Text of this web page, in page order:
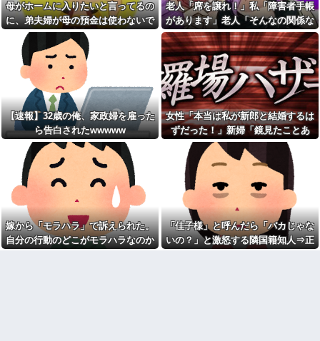
べていると辛い」らしい
義母が「髪の毛ばかり落ちて
いる」と言うのでベリーショー
トにした。その後の掃除で出た
長い毛を見て「あら、私の毛よ
り長いみたい」と言ったら…
私「私と結婚して幸せ？」旦
那「お前もそう思うだろ？」→
その返事が忘れられず、後日ま
さかの展開に…
私「映画代、5000円出すね」
彼「はい、お釣り」→受け取っ
た金額を見て、デート中の違和
感に気づいてしまい…
憲法9条の内容をめぐって同級
生と大揉め。誰かが意義を申し
立てると「憲法に逆らうなやハ
ンザイ者www」とかほざき...
【しまった…】 コトメに追い
出されたトメと二世帯住宅を建
て、「２F(夫婦のエリア)には絶
対に上がらない」という約束を
したが、早速破って2Fに上が...
恐ろしい内容が…ｗｗｗｗ
嫁から連れ子の息子への愛が
足りないから離婚を考えてると
言われた
【画像】速水もこみちが新オ
ープンしたカフェ、サンドイッ
チ1つ3000円
wwwwwwwwwwwwwwwwww
wwwwwwww他
宅配のにーちゃんが米を配達
してくれたら、さっきから外で
話し声が…？「おすそ分けなら
五キロで良いんだけどなぁ」私
(一体誰だよ?!)→夜、友人と飲ん
でいたらピンポーン→結果
なんなのよ！！！すごいわ掃
除！！！！
【ネット史】「鏡の中のアク
トレス事件」夫は正しかったの
に、なぜ喧嘩は終わらなかった
のか
【胸糞】「食に執着がない」
母がホームに入りたいと言ってるの
に、弟夫婦が母の預金は使わないで
と言ってきた。我が弟ながら情けな
くて溜息が出る
老人「席を譲れ！」私「障害者手帳
があります」老人「そんなの関係な
い！」→暴言を浴びせられた直後、
周囲が動き出して…
【速報】32歳の俺、家政婦を雇った
ら告白されたwwwww
女性「本当は私が新郎と結婚するは
ずだった！」新婦「鏡見たことあ
る？」→披露宴が一瞬で騒然となっ
て…
嫁から「モラハラ」で訴えられた。
自分の行動のどこがモラハラなのか
「佳子様」と呼んだら「バカじゃな
いの？」と激怒する隣国籍知人⇒正